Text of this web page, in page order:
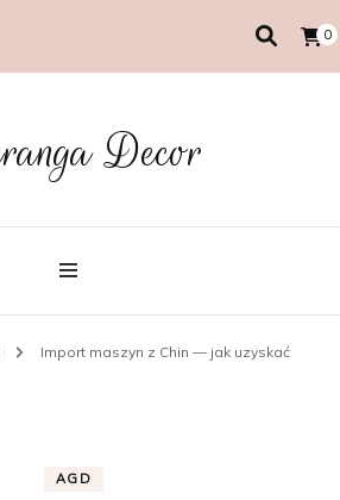
0
Decor
Import maszyn z Chin — jak uzyskać
AGD